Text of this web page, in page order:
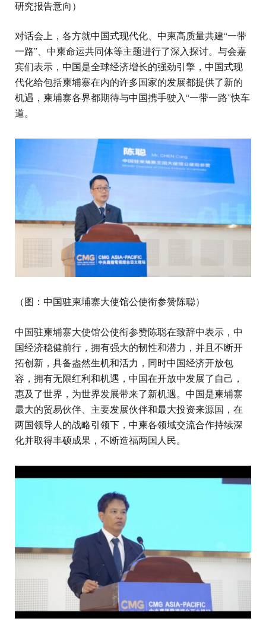
研究报告意向）
对话会上，各方就中国式现代化、中柬高质量共建“一带
一路”、中柬命运共同体等主题进行了深入探讨。与会嘉
宾们表示，中国是全球经济增长的强劲引擎，中国式现
代化给包括柬埔寨在内的许多国家的发展都提供了新的
机遇，柬埔寨各界都期待与中国携手驶入“一带一路”快车
道。
（图：中国驻柬埔寨大使馆公使衔参赞陈聪）
中国驻柬埔寨大使馆公使衔参赞陈聪在致辞中表示，中
国经济稳健前行，拥有强大的韧性和潜力，并且不断开
拓创新，具备盎然生机和活力，同时中国经济开放包
容，拥有无限红利和机遇，中国在开放中发展了自己，
惠及了世界，为世界发展带来了新机遇。中国是柬埔寨
最大的贸易伙伴、主要发展伙伴和最大投资来源国，在
两国领导人的战略引领下，中柬各领域交流合作持续深
化并取得丰硕成果，不断造福两国人民。